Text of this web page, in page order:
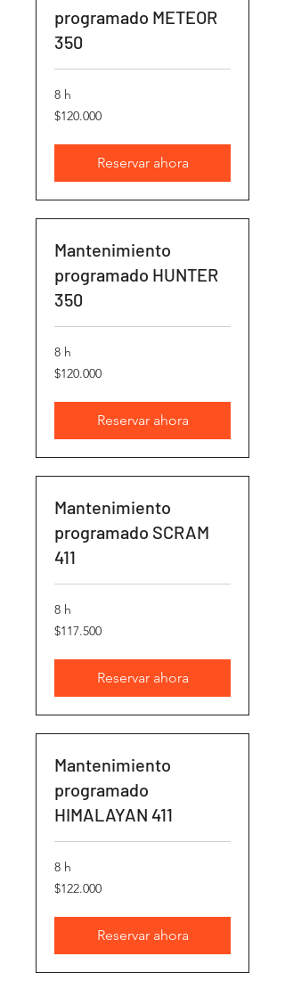
programado METEOR
350
8 h
120.000
pesos
$120.000
Reservar ahora
Mantenimiento
programado HUNTER
350
8 h
120.000
pesos
$120.000
Reservar ahora
Mantenimiento
programado SCRAM
411
8 h
117.500
pesos
$117.500
Reservar ahora
Mantenimiento
programado
HIMALAYAN 411
8 h
122.000
pesos
$122.000
Reservar ahora